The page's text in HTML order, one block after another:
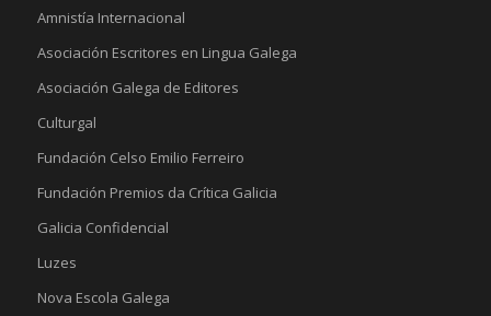
Amnistía Internacional
Asociación Escritores en Lingua Galega
Asociación Galega de Editores
Culturgal
Fundación Celso Emilio Ferreiro
Fundación Premios da Crítica Galicia
Galicia Confidencial
Luzes
Nova Escola Galega